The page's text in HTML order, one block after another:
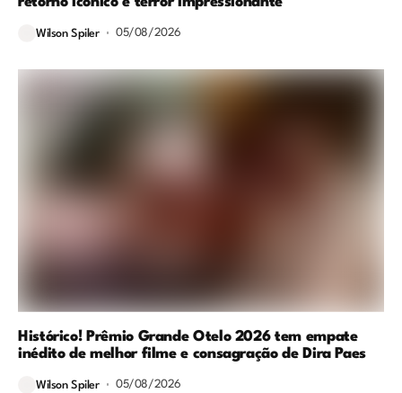
Wilson Spiler 05/08/2026
Histórico! Prêmio Grande Otelo 2026 tem empate
inédito de melhor filme e consagração de Dira Paes
Wilson Spiler 05/08/2026